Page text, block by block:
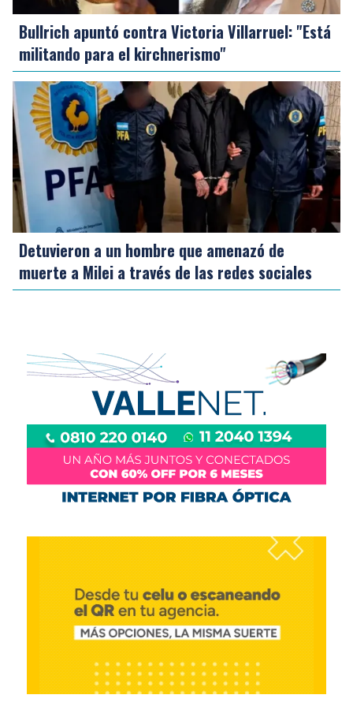
Bullrich apuntó contra Victoria Villarruel: "Está
militando para el kirchnerismo"
Detuvieron a un hombre que amenazó de
muerte a Milei a través de las redes sociales